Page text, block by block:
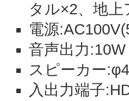
タル×2、地
電源
音声出力
スピーカー
入出力端子